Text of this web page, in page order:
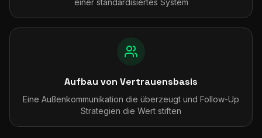
Aufbau von Vertrauensbasis
Eine Außenkommunikation die überzeugt und Follow-Up
Strategien die Wert stiften